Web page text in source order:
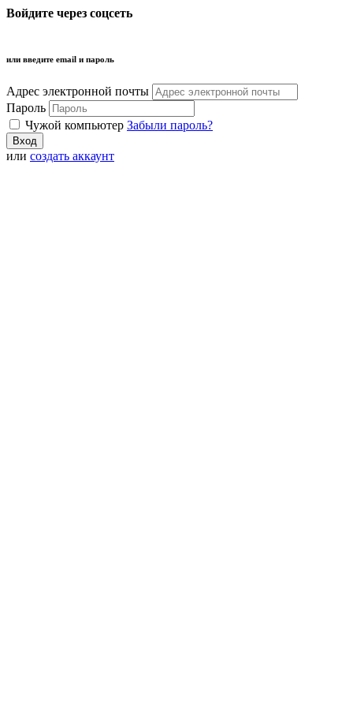
Войдите через соцсеть
или введите email и пароль
Адрес электронной почты
Пароль
Чужой компьютер Забыли пароль?
или создать аккаунт